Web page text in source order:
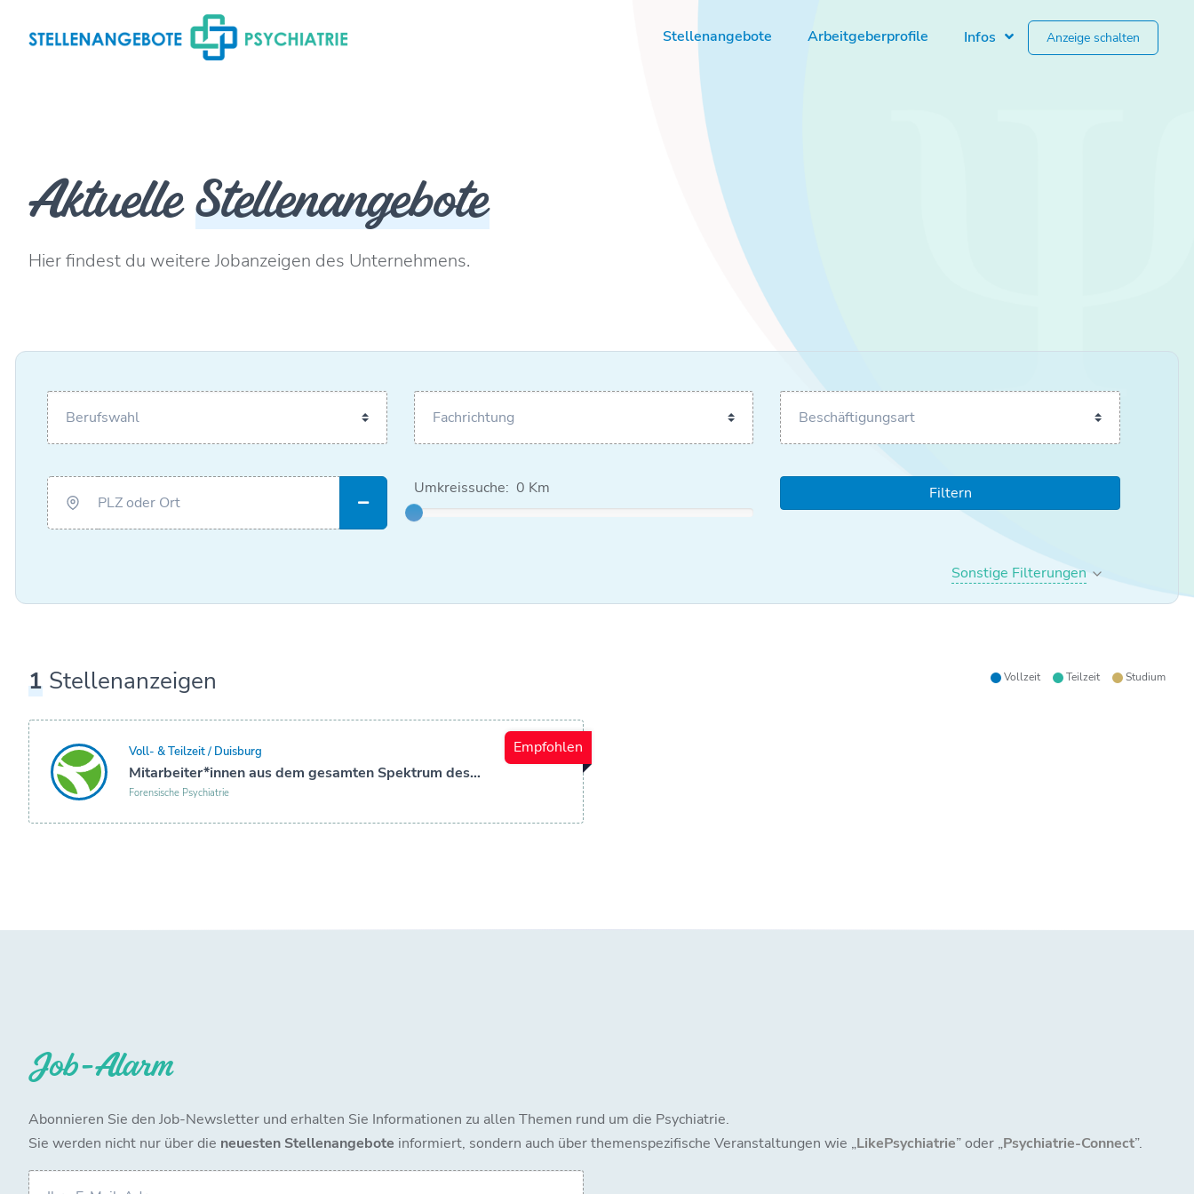
Stellenangebote Arbeitgeberprofile Infos Anzeige schalten
AktuelleStellenangebote
Hier findest du weitere Jobanzeigen des Unternehmens.
Umkreissuche: 0 Km Filtern
Sonstige Filterungen
1 Stellenanzeigen Vollzeit Teilzeit Studium
Empfohlen
Voll- & Teilzeit / Duisburg
Mitarbeiter*innen aus dem gesamten Spektrum des…
Forensische Psychiatrie
Job-Alarm
Abonnieren Sie den Job-Newsletter und erhalten Sie Informationen zu allen Themen rund um die Psychiatrie.
Sie werden nicht nur über die neuesten Stellenangebote informiert, sondern auch über themenspezifische Veranstaltungen wie „LikePsychiatrie” oder „Psychiatrie-Connect”.